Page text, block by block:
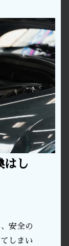
はし
安全の
しまい